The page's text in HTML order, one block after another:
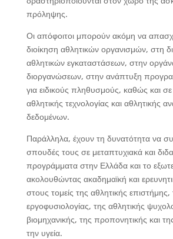
πρόληψης.
Οι απόφοιτοι μπορούν ακόμη να
διοίκηση αθλητικών οργανισμών, στη
αθλητικών εγκαταστάσεων, στην
διοργανώσεων, στην ανάπτυξη
για ειδικούς πληθυσμούς, καθώς και σε
αθλητικής τεχνολογίας και αθλητικής
δεδομένων.
Παράλληλα, έχουν τη δυνατότητα να
σπουδές τους σε μεταπτυχιακά και
προγράμματα στην Ελλάδα και το
ακολουθώντας ακαδημαϊκή και
στους τομείς της αθλητικής επιστήμης,
εργοφυσιολογίας, της αθλητικής
βιομηχανικής, της προπονητικής και
την υγεία.